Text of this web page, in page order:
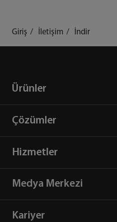
Giriş İletişim İndir
Ürünler
Çözümler
Hizmetler
Medya Merkezi
Kariyer